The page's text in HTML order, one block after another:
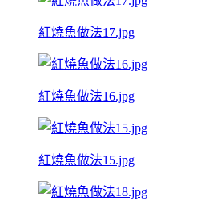
紅燒魚做法17.jpg
紅燒魚做法16.jpg
紅燒魚做法15.jpg